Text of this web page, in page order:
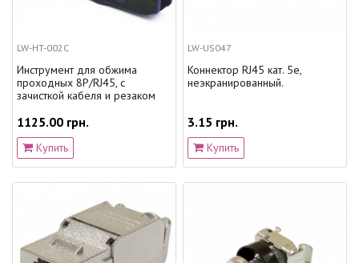
LW-HT-002C
Инструмент для обжима
проходных 8P/RJ45, с
зачисткой кабеля и резаком
1125.00 грн.
Купить
LW-US047
Коннектор RJ45 кат. 5е,
неэкранированный.
3.15 грн.
Купить